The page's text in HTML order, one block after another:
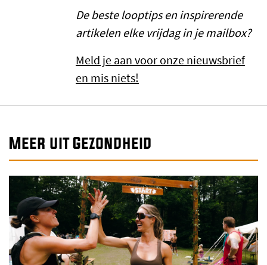
De beste looptips en inspirerende
artikelen elke vrijdag in je mailbox?
Meld je aan voor onze nieuwsbrief
en mis niets!
Meer uit Gezondheid